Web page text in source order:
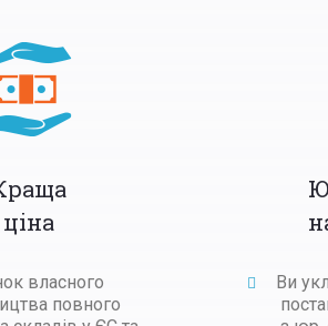
ціна
власного
повного
Ви